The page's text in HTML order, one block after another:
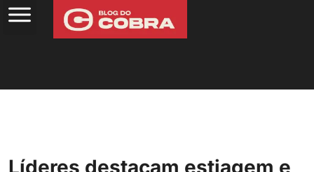
Líderes destacam estiagem e